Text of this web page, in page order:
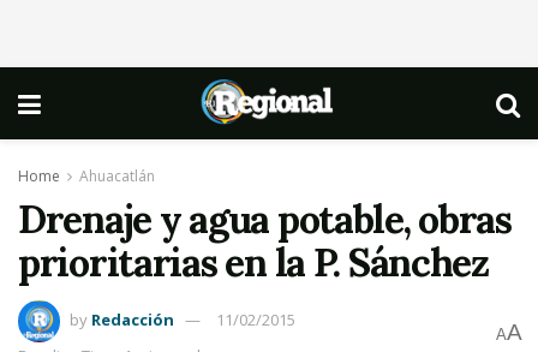
Home Ahuacatlán
Drenaje y agua potable, obras
prioritarias en la P. Sánchez
by Redacción
11/02/2015
AA